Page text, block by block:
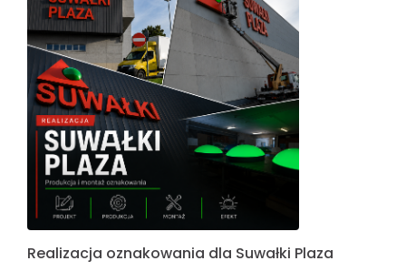
Realizacja oznakowania dla Suwałki Plaza